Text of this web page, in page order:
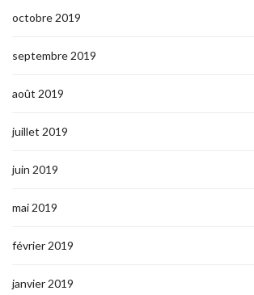
octobre 2019
septembre 2019
août 2019
juillet 2019
juin 2019
mai 2019
février 2019
janvier 2019